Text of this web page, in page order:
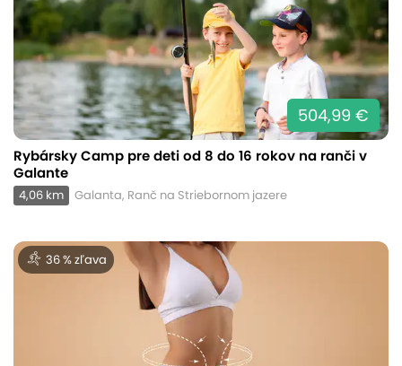
504,99 €
Rybársky Camp pre deti od 8 do 16 rokov na ranči v
Galante
4,06 km Galanta, Ranč na Striebornom jazere
36 % zľava